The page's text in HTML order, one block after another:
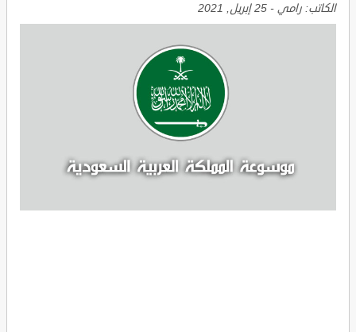
الكاتب: رامي - 25 إبريل, 2021